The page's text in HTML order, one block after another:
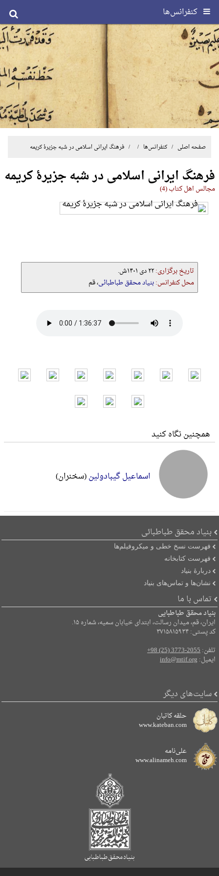
کنفرانس‌ها
صفحه اصلی /کنفرانس‌ها / / فرهنگ ایرانی اسلامی در شبه جزیرۀ کریمه
فرهنگ ایرانی اسلامی در شبه جزیرۀ کریمه
مجالس اهل کتاب (4)
تاریخ برگزاری:۲۲ دی ۱۴۰۱ش.
محل کنفرانس:بنیاد محقق طباطبائی، قم
همچنین نگاه کنید
اسماعیل گیبادولین(سخنران)
بنیاد محقق طباطبائی
فهرست نسخ خطی و میکروفیلم‌ها
فهرست کتابخانه
دربارۀ بنیاد
نشان‌ها و تماس‌های بنیاد
تماس با ما
بنیاد محقق طباطبایی
ایران، قم، میدان رسالت، ابتدای خیابان سمیه، شماره ۱۵.
کد پستی: ۳۷۱۵۸۱۵۹۳۴
تلفن:+98 (25) 3773-2055
ایمیل:info@mtif.org
سایت‌های دیگر
حلقه کاتبان
www.kateban.com
علی‌نامه
www.alinameh.com